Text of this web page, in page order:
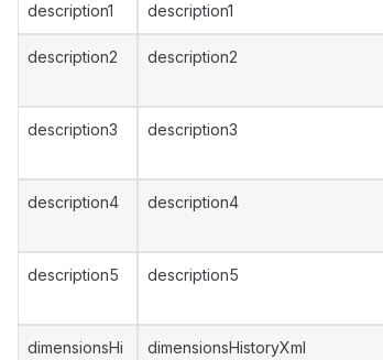
description1 description1
description2 description2
description3 description3
description4 description4
description5 description5
dimensionsHi
dimensionsHistoryXml